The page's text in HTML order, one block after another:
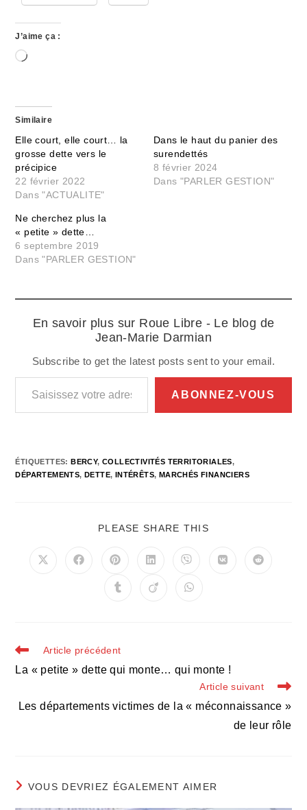
J’aime ça :
Chargement…
Similaire
Elle court, elle court… la
grosse dette vers le
précipice
22 février 2022
Dans "ACTUALITE"
Dans le haut du panier des
surendettés
8 février 2024
Dans "PARLER GESTION"
Ne cherchez plus la
« petite » dette…
6 septembre 2019
Dans "PARLER GESTION"
En savoir plus sur Roue Libre - Le blog de
Jean-Marie Darmian
Subscribe to get the latest posts sent to your email.
Saisissez votre adresse e-mail…
ABONNEZ-VOUS
ÉTIQUETTES:BERCY, COLLECTIVITÉS TERRITORIALES,
DÉPARTEMENTS, DETTE, INTÉRÊTS, MARCHÉS FINANCIERS
PLEASE SHARE THIS
Ouvrir
Ouvrir
Ouvrir
une
autre
Ouvrir
une
autre
Ouvrir
une
autre
Ouvrir
Ouvrir
Ouvrir
Ouvrir
Ouvrir
Read
more
articles
Article précédent
La « petite » dette qui monte… qui monte !
Article suivant
Les départements victimes de la « méconnaissance »
de leur rôle
VOUS DEVRIEZ ÉGALEMENT AIMER